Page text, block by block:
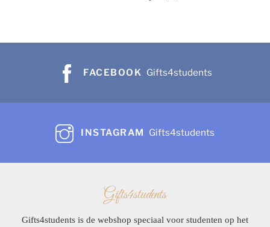
FACEBOOK Gifts4students
INSTAGRAM Gifts4students
Gifts4students
Gifts4students is de webshop speciaal voor studenten op het